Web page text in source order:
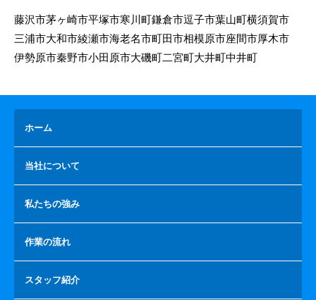
藤沢市茅ヶ崎市平塚市寒川町鎌倉市逗子市葉山町横須賀市
三浦市大和市綾瀬市海老名市町田市相模原市座間市厚木市
伊勢原市秦野市小田原市大磯町二宮町大井町中井町
ホーム
当社について
私たちの強み
作業の流れ
スタッフ紹介